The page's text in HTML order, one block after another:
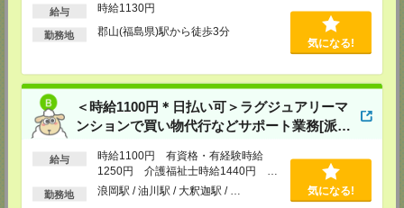
給与 時給1130円
勤務地
郡山(福島県)駅から徒歩3分
気になる!
＜時給1100円＊日払い可＞ラグジュアリーマ
ンションで買い物代行などサポート業務[派
給与
時給1100円 有資格・有経験時給
1250円 介護福祉士時給1440円 ■
日払いOK（規定あり）※即日払い不
勤務地 浪岡駅 / 油川駅 / 大釈迦駅 / … 気になる!
神戸営業所
〒650-0044
兵庫県神戸市中央区東川崎町1丁目3番3号 神戸ハーバーランドセンタービ
TEL：0120-995-984
FAX：0120-709-785
担当：採用担当
広島営業所
広島県広島市中区紙屋町2丁目1番地22号 広島興銀ビル11階
TEL：0120-709-707
FAX：0120-934-504